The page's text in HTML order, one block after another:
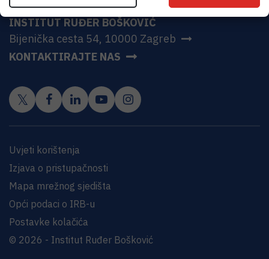
INSTITUT RUĐER BOŠKOVIĆ
Bijenička cesta 54, 10000 Zagreb
KONTAKTIRAJTE NAS
Uvjeti korištenja
Izjava o pristupačnosti
Mapa mrežnog sjedišta
Opći podaci o IRB-u
Postavke kolačića
© 2026 - Institut Ruđer Bošković